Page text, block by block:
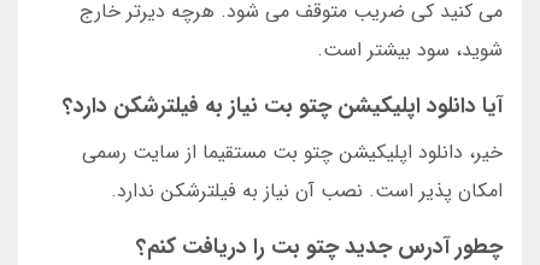
می کنید کی ضریب متوقف می شود. هرچه دیرتر خارج
شوید، سود بیشتر است.
آیا دانلود اپلیکیشن چتو بت نیاز به فیلترشکن دارد؟
خیر، دانلود اپلیکیشن چتو بت مستقیما از سایت رسمی
امکان پذیر است. نصب آن نیاز به فیلترشکن ندارد.
چطور آدرس جدید چتو بت را دریافت کنم؟